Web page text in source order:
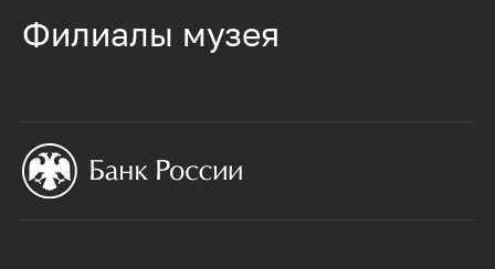
Филиалы музея